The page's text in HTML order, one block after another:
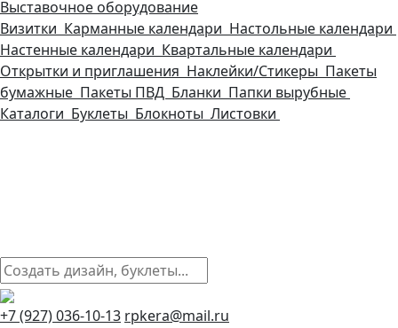
Выставочное оборудование
Визитки Карманные календари Настольные календари
Настенные календари Квартальные календари
Открытки и приглашения Наклейки/Стикеры Пакеты
бумажные Пакеты ПВД Бланки Папки вырубные
Каталоги Буклеты Блокноты Листовки
+7 (927) 036-10-13 rpkera@mail.ru